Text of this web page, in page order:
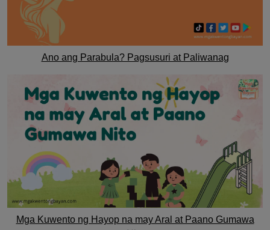
Ano ang Parabula? Pagsusuri at Paliwanag
Mga Kuwento ng Hayop na may Aral at Paano Gumawa